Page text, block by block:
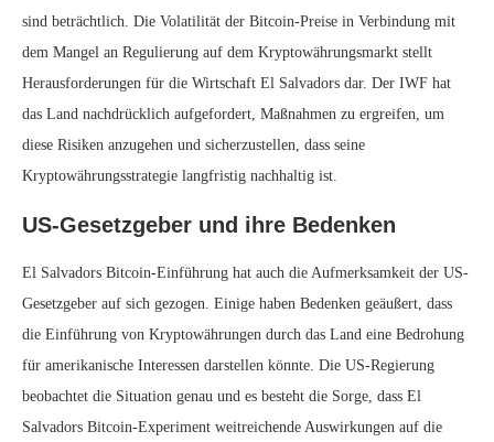
sind beträchtlich. Die Volatilität der Bitcoin-Preise in Verbindung mit
dem Mangel an Regulierung auf dem Kryptowährungsmarkt stellt
Herausforderungen für die Wirtschaft El Salvadors dar. Der IWF hat
das Land nachdrücklich aufgefordert, Maßnahmen zu ergreifen, um
diese Risiken anzugehen und sicherzustellen, dass seine
Kryptowährungsstrategie langfristig nachhaltig ist.
US-Gesetzgeber und ihre Bedenken
El Salvadors Bitcoin-Einführung hat auch die Aufmerksamkeit der US-
Gesetzgeber auf sich gezogen. Einige haben Bedenken geäußert, dass
die Einführung von Kryptowährungen durch das Land eine Bedrohung
für amerikanische Interessen darstellen könnte. Die US-Regierung
beobachtet die Situation genau und es besteht die Sorge, dass El
Salvadors Bitcoin-Experiment weitreichende Auswirkungen auf die